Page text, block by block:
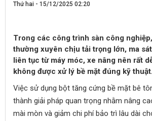
Thứ hai - 15/12/2025 02:20
Trong các công trình sàn công
thường xuyên chịu tải trọng lớn, ma
liên tục từ máy móc, xe nâng nên rất
không được xử lý bề mặt đúng kỹ thuật.
Việc sử dụng bột tăng cứng bề mặt bê
thành giải pháp quan trọng nhằm nâng
mài mòn và giảm chi phí bảo trì lâu dài